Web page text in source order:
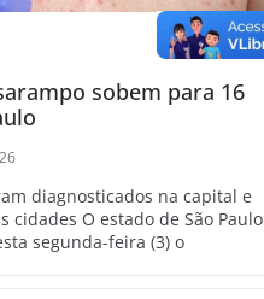
sobem para 16
diagnosticados na capital e
cidades O estado de São Paulo
segunda-feira (3) o